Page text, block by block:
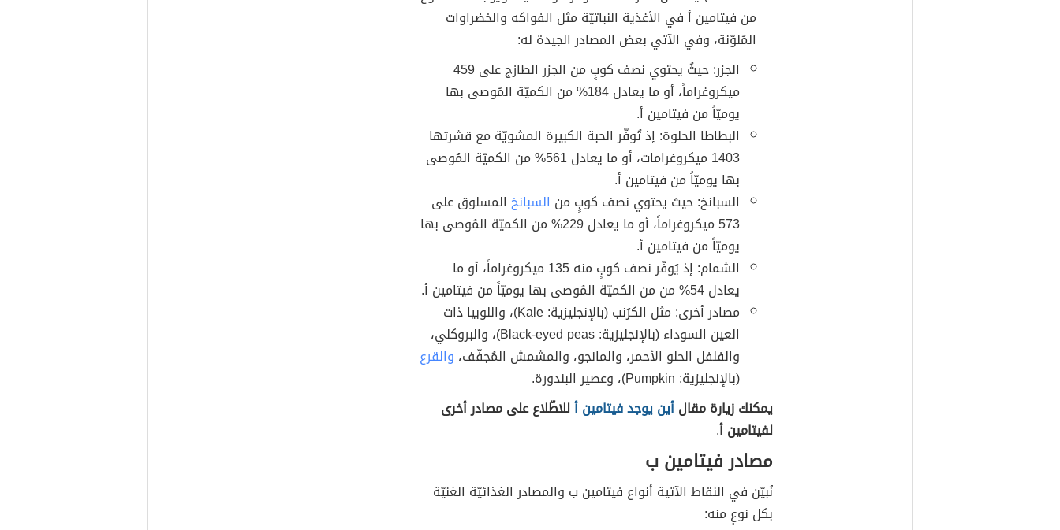
من فيتامين أ في الأغذية النباتيّة مثل الفواكه والخضراوات
المُلوّنة، وفي الآتي بعض المصادر الجيدة له:
الجزر: حيثُ يحتوي نصف كوبٍ من الجزر الطازج على 459
ميكروغراماً، أو ما يعادل 184% من الكميّة المُوصى بها
يوميّاً من فيتامين أ.
البطاطا الحلوة: إذ تُوفّر الحبة الكبيرة المشويّة مع قشرتها
1403 ميكروغرامات، أو ما يعادل 561% من الكميّة المُوصى
بها يوميّاً من فيتامين أ.
السبانخ: حيث يحتوي نصف كوبٍ من السبانخالمسلوق على
573 ميكروغراماً، أو ما يعادل 229% من الكميّة المُوصى بها
يوميّاً من فيتامين أ.
الشمام: إذ يُوفّر نصف كوبٍ منه 135 ميكروغراماً، أو ما
يعادل 54% من من الكميّة المُوصى بها يوميّاً من فيتامين أ.
مصادر أخرى: مثل الكرُنب (بالإنجليزية: Kale)، واللوبيا ذات
العين السوداء (بالإنجليزية: Black-eyed peas)، والبروكلي،
والفلفل الحلو الأحمر، والمانجو، والمشمش المُجفّف، والقرع
(بالإنجليزية: Pumpkin)، وعصير البندورة.
يمكنك زيارة مقالأين يوجد فيتامين أللاطّلاع على مصادر أخرى
لفيتامين أ.
مصادر فيتامين ب
نُبيّن في النقاط الآتية أنواع فيتامين ب والمصادر الغذائيّة الغنيّة
بكل نوعٍ منه: